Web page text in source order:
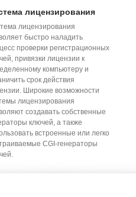
лицензирования
лицензирования
быстро наладить
проверки регистрационных
привязки лицензии к
компьютеру и
срок действия
Широкие возможности
лицензирования
создавать собственные
ключей, а также
встроенные или легко
CGI-генераторы